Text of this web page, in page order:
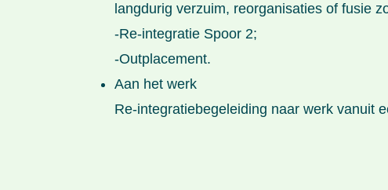
langdurig verzuim, reorganisaties of fusie
-Re-integratie Spoor 2;
-Outplacement.
Aan het werk
Re-integratiebegeleiding naar werk vanuit